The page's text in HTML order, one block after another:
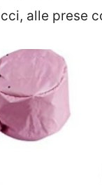
alle prese